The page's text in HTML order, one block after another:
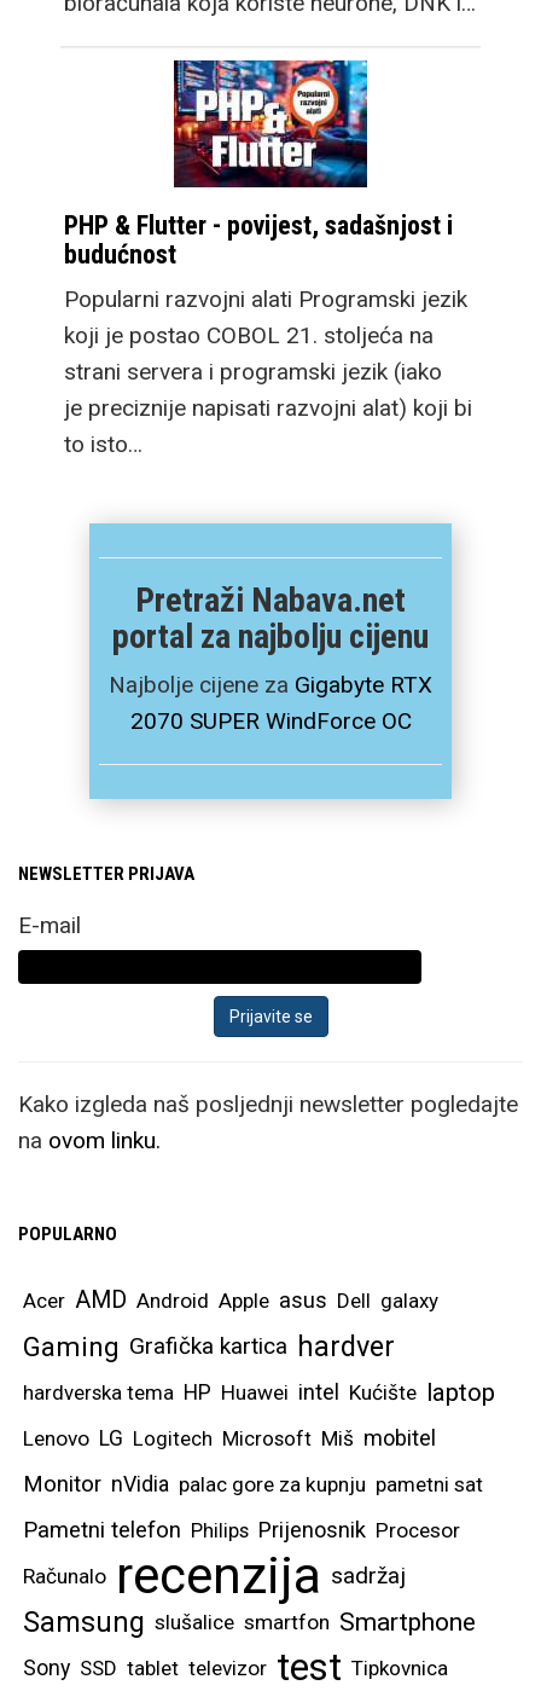
PHP & Flutter - povijest, sadašnjost i
budućnost
Popularni razvojni alati Programski jezik
koji je postao COBOL 21. stoljeća na
strani servera i programski jezik (iako
je preciznije napisati razvojni alat) koji bi
to isto…
Pretraži Nabava.net
portal za najbolju cijenu
Najbolje cijene za Gigabyte RTX
2070 SUPER WindForce OC
NEWSLETTER PRIJAVA
E-mail
Kako izgleda naš posljednji newsletter pogledajte
na ovom linku.
POPULARNO
Acer AMD Android Apple asus Dell galaxy
Gaming Grafička kartica hardver
hardverska tema HP Huawei intel Kućište laptop
Lenovo LG Logitech Microsoft Miš mobitel
Monitor nVidia palac gore za kupnju pametni sat
Pametni telefon Philips Prijenosnik Procesor
Računalo recenzija sadržaj
Samsung slušalice smartfon Smartphone
Sony SSD tablet televizor test Tipkovnica